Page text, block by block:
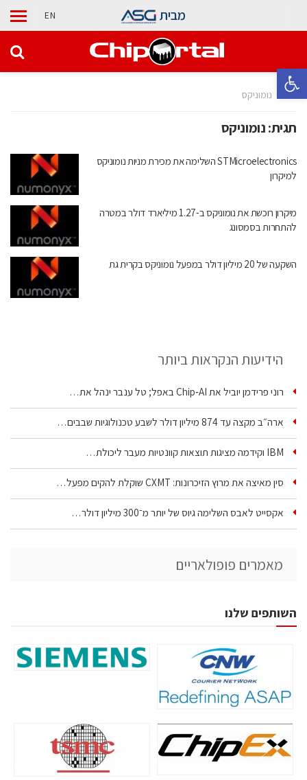
פתח סרגל נגישות
מבית EN
בית נומוניקס
תגית:נומוניקס
STMicroelectronics השלימה את מכירת מניות נומוניקס
למיקרון
מיקרון רוכשת את נומוניקס ב-1.27 מיליארד דולר במטרה
להתחרות בסמסונג
השקעה של 20 מיליון דולר במפעל נומוניקס בקרית גת
הידיעות הנקראות ביותר
רוני פרידמן יוביל את Chip‑AI באפל; טל ענבר ינהל את…
ארה״ב מקצה עד 874 מיליון דולר לשבע טכנולוגיות שבבים…
IBM וקידמה מציגות תוצאות קוונטיות מעבר ליכולת…
סין מאיצה את מרוץ הזיכרונות: CXMT שוקלת להקים מפעל…
אקסייט לאבס השלימה גיוס של יותר מ־300 מיליון דולר…
מאמרים פופולאריים
השותפים שלנו